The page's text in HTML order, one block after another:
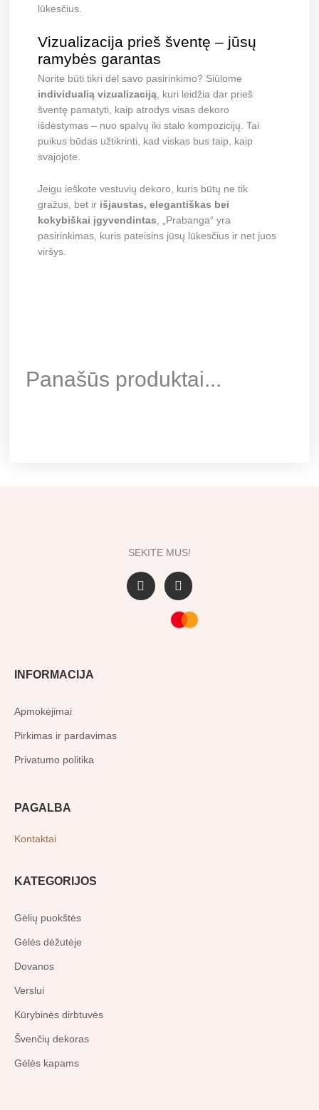
lūkesčius.
Vizualizacija prieš šventę – jūsų
ramybės garantas
Norite būti tikri dėl savo pasirinkimo? Siūlome
individualią vizualizaciją , kuri leidžia dar prieš
šventę pamatyti, kaip atrodys visas dekoro
išdėstymas – nuo spalvų iki stalo kompozicijų. Tai
puikus būdas užtikrinti, kad viskas bus taip, kaip
svajojote.
Jeigu ieškote vestuvių dekoro, kuris būtų ne tik
gražus, bet ir išjaustas, elegantiškas bei
kokybiškai įgyvendintas , „Prabanga“ yra
pasirinkimas, kuris pateisins jūsų lūkesčius ir net juos
viršys.
Panašūs produktai...
SEKITE MUS!
F
a
I
n
s
t
INFORMACIJA
Apmokėjimai
Pirkimas ir pardavimas
Privatumo politika
PAGALBA
Kontaktai
KATEGORIJOS
Gėlių puokštės
Gėlės dėžutėje
Dovanos
Verslui
Kūrybinės dirbtuvės
Švenčių dekoras
Gėlės kapams